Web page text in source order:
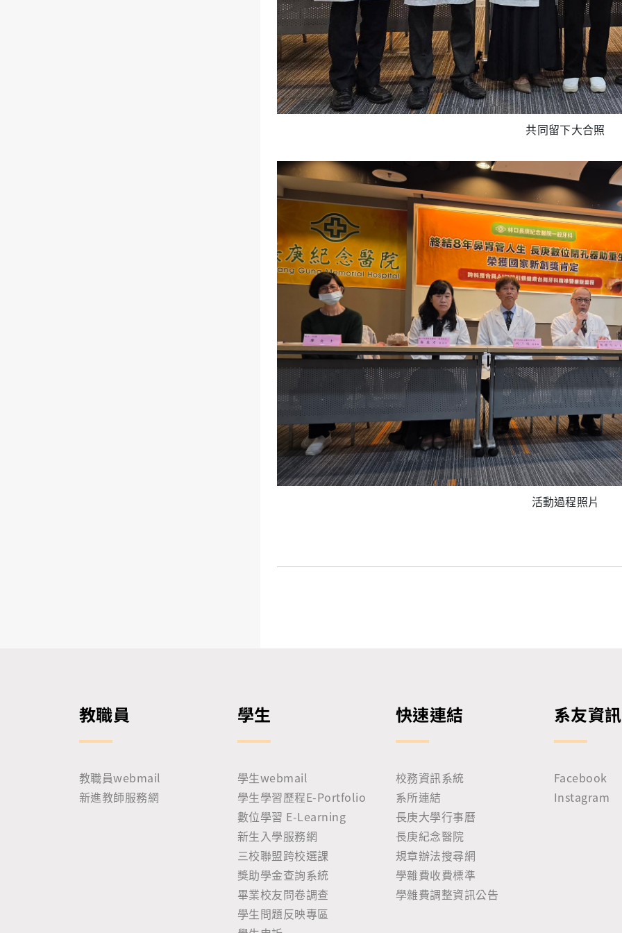
共同留下大合照
活動過程照片
教職員
教職員webmail
新進教師服務網
學生
學生webmail
學生學習歷程E-Portfolio
數位學習 E-Learning
新生入學服務網
三校聯盟跨校選課
獎助學金查詢系統
畢業校友問卷調查
學生問題反映專區
快速連結
校務資訊系統
系所連結
長庚大學行事曆
長庚紀念醫院
規章辦法搜尋網
學雜費收費標準
學雜費調整資訊公告
系友資訊
Facebook
Instagram